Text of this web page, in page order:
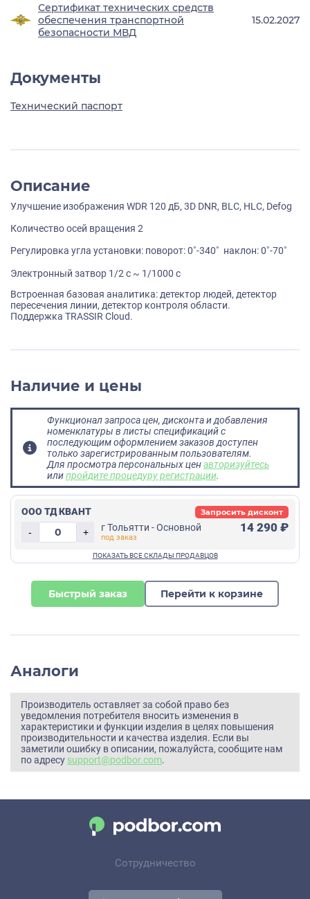
Сертификат технических средств
обеспечения транспортной
безопасности МВД
15.02.2027
Документы
Технический паспорт
Описание
Улучшение изображения WDR 120 дБ, 3D DNR, BLC, HLC, Defog
Количество осей вращения 2
Регулировка угла установки: поворот: 0˚-340˚ наклон: 0˚-70˚
Электронный затвор 1/2 с ~ 1/1000 с
Встроенная базовая аналитика: детектор людей, детектор
пересечения линии, детектор контроля области.
Поддержка TRASSIR Cloud.
Наличие и цены
Функционал запроса цен, дисконта и добавления
номенклатуры в листы спецификаций с
последующим оформлением заказов доступен
только зарегистрированным пользователям.
Для просмотра персональных ценавторизуйтесь
илипройдите процедуру регистрации.
ООО ТД КВАНТ
-
+ г Тольятти - Основной 14 290 ₽
Запросить дисконт
Быстрый заказ Перейти к корзине
Аналоги
Производитель оставляет за собой право без
уведомления потребителя вносить изменения в
характеристики и функции изделия в целях повышения
производительности и качества изделия. Если вы
заметили ошибку в описании, пожалуйста, сообщите нам
по адресу support@podbor.com.
Сотрудничество